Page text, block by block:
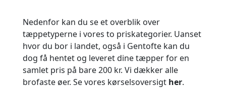
Nedenfor kan du se et overblik over
tæppetyperne i vores to priskategorier. Uanset
hvor du bor i landet, også i Gentofte kan du
dog få hentet og leveret dine tæpper for en
samlet pris på bare 200 kr. Vi dækker alle
brofaste øer. Se vores kørselsoversigt her.